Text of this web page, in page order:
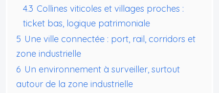
4.3 Collines viticoles et villages proches :
ticket bas, logique patrimoniale
5 Une ville connectée : port, rail, corridors et
zone industrielle
6 Un environnement à surveiller, surtout
autour de la zone industrielle